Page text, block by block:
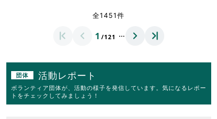
全1451件
1 /121 …
団体 活動レポート
ボランティア団体が、活動の様子を発信しています。気になるレポー
トをチェックしてみましょう！